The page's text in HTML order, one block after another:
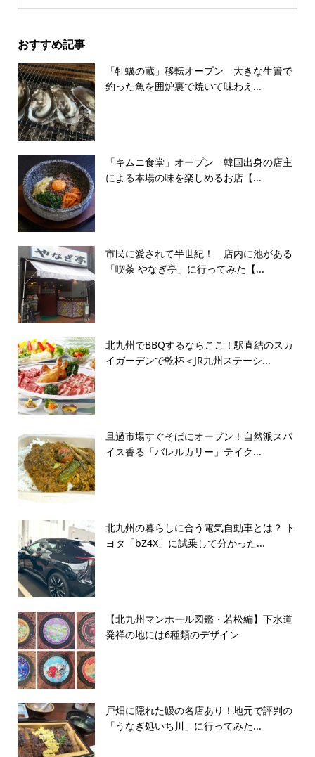
おすすめ記事
「牡蠣の蔵」移転オープン 大きな生簀で
釣った魚を囲炉裏で焼いて味わえ...
「キムニ食堂」オープン 韓国出身の店主
による本場の味を楽しめるお店【...
市民に愛されて半世紀！ 店内に池がある
「喫茶 やなぎ亭」に行ってみた【...
北九州でBBQするならここ！駅直結のスカ
イガーデンで乾杯＜JR九州ステーシ...
旦過市場すぐそばにオープン！自然派スパ
イス香る「バレルカリー」テイク...
北九州の暮らしに合う電気自動車とは？ ト
ヨタ「bZ4X」に試乗して分かった...
【北九州マンホール図鑑・若松編】下水道
発祥の地には6種類のデザイン
戸畑に隠れた鰻の名店あり！地元で評判の
「うなぎ処いち川」に行ってみた...